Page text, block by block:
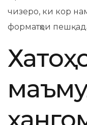
чизеро, ки кор
форматҳои